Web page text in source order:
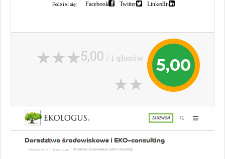
Podziel się: Facebook Twitter LinkedIn
5,00
5,00 / 1 głosów